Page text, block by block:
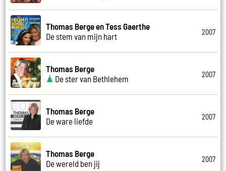
Thomas Berge en Tess Gaerthe
De stem van mijn hart
2007
Thomas Berge
De ster van Bethlehem
2007
Thomas Berge
De ware liefde
2007
Thomas Berge
De wereld ben jij
2007